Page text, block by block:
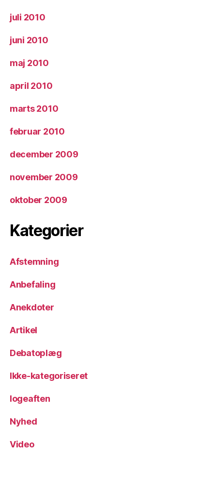
juli 2010
juni 2010
maj 2010
april 2010
marts 2010
februar 2010
december 2009
november 2009
oktober 2009
Kategorier
Afstemning
Anbefaling
Anekdoter
Artikel
Debatoplæg
Ikke-kategoriseret
logeaften
Nyhed
Video